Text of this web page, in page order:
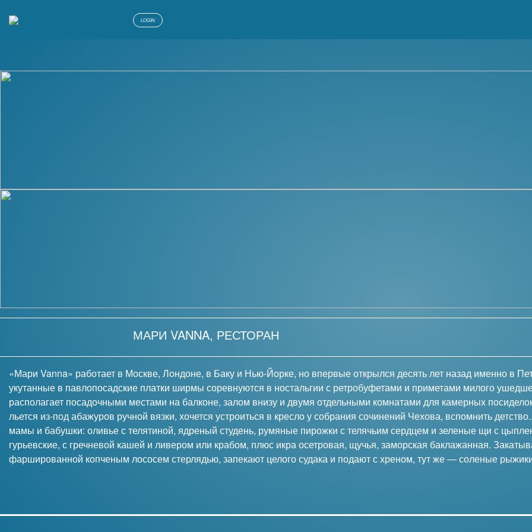
LOGIN
МАРИ VANNA, РЕСТОРАН
«Мари Vanna» работает в Москве, Лондоне, в Баку и Нью-Йорке, но впервые открылся десять лет назад именно в
укутанные в павлопосадские платки ширмы соревнуются в ностальгии с ретробуфетами и приметами милого
располагает посадочными местами на балконе, залом внизу и двумя отдельными комнатами для камерных
льется из-под абажуров ручной вязки, хочется устроиться в кресло у собрания сочинений Чехова, вспомнить
мамы и бабушки: оливье с телятиной, ядреный студень, румяные пирожки с телячьим сердцем и зеленые щи с
гурьевские, с гречневой кашей и ливером или крабом, плюс икра осетровая, щучья, заморская баклажанная.
фаршированной копченым лососем стерлядью, запекают целого судака и подают с хреном, тут же ― соленые